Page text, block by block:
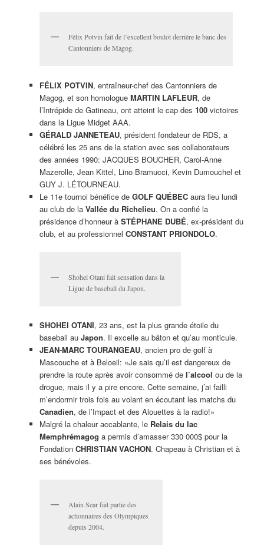
Félix Potvin fait de l’excellent boulot derrière le banc des
Cantonniers de Magog.
FÉLIX POTVIN, entraîneur-chef des Cantonniers de
Magog, et son homologue MARTIN LAFLEUR, de
l’Intrépide de Gatineau, ont atteint le cap des 100victoires
dans la Ligue Midget AAA.
GÉRALD JANNETEAU, président fondateur de RDS, a
célébré les 25 ans de la station avec ses collaborateurs
des années 1990: JACQUES BOUCHER, Carol-Anne
Mazerolle, Jean Kittel, Lino Bramucci, Kevin Dumouchel et
GUY J. LÉTOURNEAU.
Le 11e tournoi bénéfice de GOLF QUÉBEC aura lieu lundi
au club de la Vallée du Richelieu. On a confié la
présidence d’honneur à STÉPHANE DUBÉ, ex-président du
club, et au professionnel CONSTANT PRIONDOLO.
Shohei Otani fait sensation dans la
Ligue de baseball du Japon.
SHOHEI OTANI, 23 ans, est la plus grande étoile du
baseball au Japon. Il excelle au bâton et qu’au monticule.
JEAN-MARC TOURANGEAU, ancien pro de golf à
Mascouche et à Beloeil: «Je sais qu’il est dangereux de
prendre la route après avoir consommé de l’alcool ou de la
drogue, mais il y a pire encore. Cette semaine, j’ai failli
m’endormir trois fois au volant en écoutant les matchs du
Canadien, de l’Impact et des Alouettes à la radio!»
Malgré la chaleur accablante, le Relais du lac
Memphrémagog a permis d’amasser 330 000$ pour la
Fondation CHRISTIAN VACHON. Chapeau à Christian et à
ses bénévoles.
Alain Sear fait partie des
actionnaires des Olympiques
depuis 2004.